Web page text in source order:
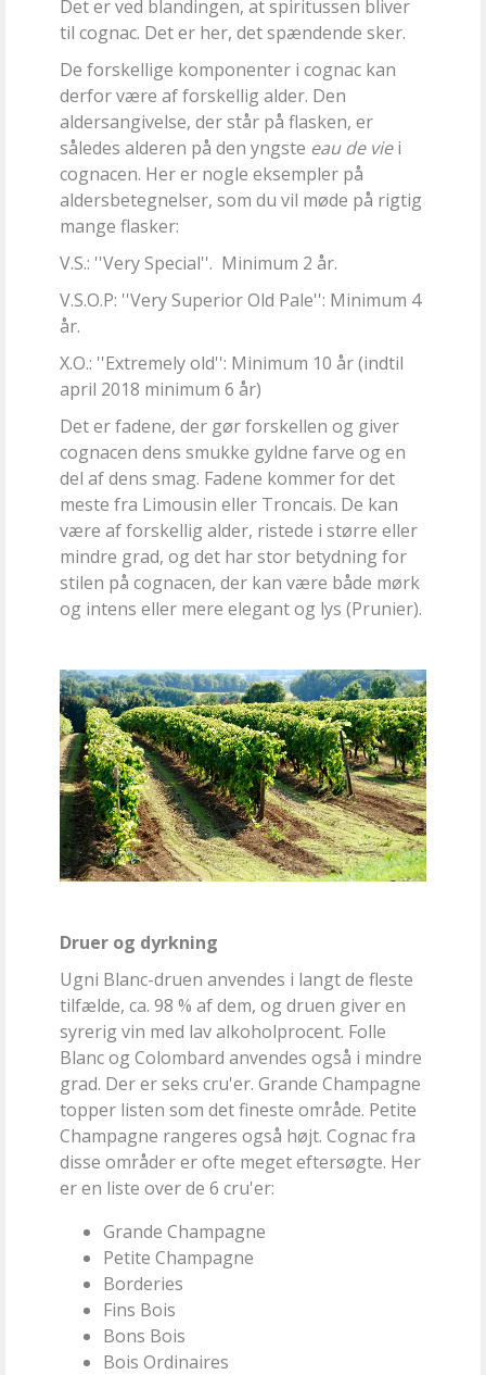
Det er ved blandingen, at spiritussen bliver
til cognac. Det er her, det spændende sker.
De forskellige komponenter i cognac kan
derfor være af forskellig alder. Den
aldersangivelse, der står på flasken, er
således alderen på den yngste eau de viei
cognacen. Her er nogle eksempler på
aldersbetegnelser, som du vil møde på rigtig
mange flasker:
V.S.: ''Very Special''. Minimum 2 år.
V.S.O.P: ''Very Superior Old Pale'': Minimum 4
år.
X.O.: ''Extremely old'': Minimum 10 år (indtil
april 2018 minimum 6 år)
Det er fadene, der gør forskellen og giver
cognacen dens smukke gyldne farve og en
del af dens smag. Fadene kommer for det
meste fra Limousin eller Troncais. De kan
være af forskellig alder, ristede i større eller
mindre grad, og det har stor betydning for
stilen på cognacen, der kan være både mørk
og intens eller mere elegant og lys (Prunier).
Druer og dyrkning
Ugni Blanc-druen anvendes i langt de fleste
tilfælde, ca. 98 % af dem, og druen giver en
syrerig vin med lav alkoholprocent. Folle
Blanc og Colombard anvendes også i mindre
grad. Der er seks cru'er. Grande Champagne
topper listen som det fineste område. Petite
Champagne rangeres også højt. Cognac fra
disse områder er ofte meget eftersøgte. Her
er en liste over de 6 cru'er:
Grande Champagne
Petite Champagne
Borderies
Fins Bois
Bons Bois
Bois Ordinaires